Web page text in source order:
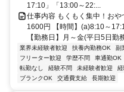
17:10」「13:00～22:...
仕事内容 もくもく集中！お
1600円 【時間】(a)8:10～
【勤務日】月～金(平日5日勤
業界未経験者歓迎 扶養内勤務OK 副
フリーター歓迎
学歴不問 車通勤OK
転勤なし
経験不問 未経験者歓迎
ブランクOK
交通費支給 長期歓迎